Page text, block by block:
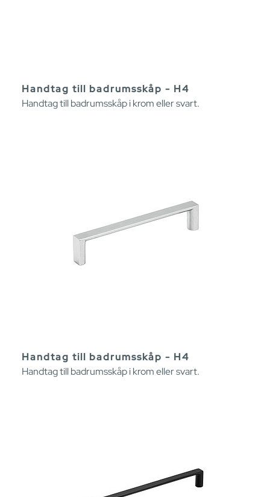
Handtag till badrumsskåp - H4
Handtag till badrumsskåp i krom eller svart.
Handtag till badrumsskåp - H4
Handtag till badrumsskåp i krom eller svart.